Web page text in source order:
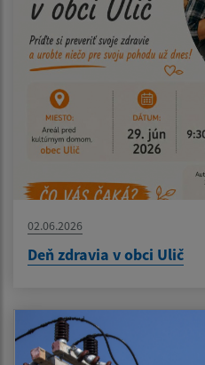
02.06.2026
Deň zdravia v obci Ulič